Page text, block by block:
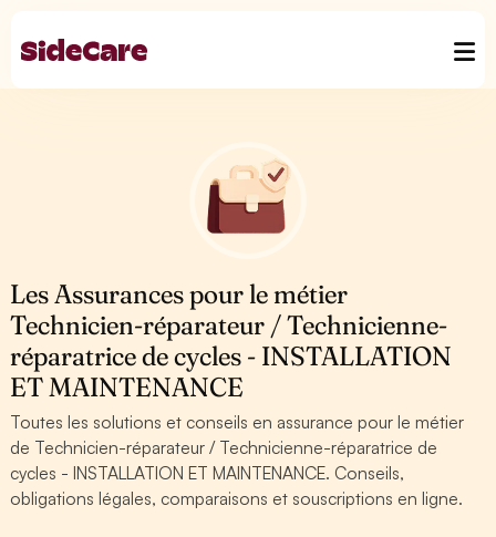
Les Assurances pour le métier
Technicien-réparateur / Technicienne-
réparatrice de cycles - INSTALLATION
ET MAINTENANCE
Toutes les solutions et conseils en assurance pour le métier
de Technicien-réparateur / Technicienne-réparatrice de
cycles - INSTALLATION ET MAINTENANCE. Conseils,
obligations légales, comparaisons et souscriptions en ligne.